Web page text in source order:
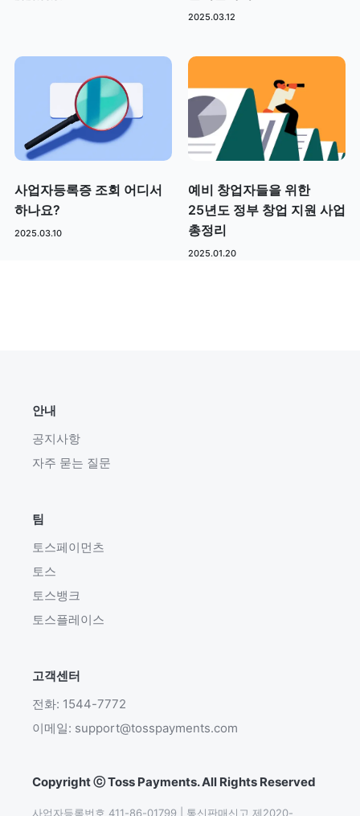
2025.03.12
사업자등록증 조회 어디서
하나요?
2025.03.10
예비 창업자들을 위한
25년도 정부 창업 지원 사업
총정리
2025.01.20
안내
공지사항
자주 묻는 질문
팀
토스페이먼츠
토스
토스뱅크
토스플레이스
고객센터
전화: 1544-7772
이메일: support@tosspayments.com
Copyright ⓒ Toss Payments. All Rights Reserved
사업자등록번호 411-86-01799 | 통신판매신고 제2020-